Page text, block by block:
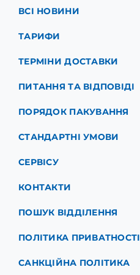
ВСІ НОВИНИ
ТАРИФИ
ТЕРМІНИ ДОСТАВКИ
ПИТАННЯ ТА ВІДПОВІДІ
ПОРЯДОК ПАКУВАННЯ
СТАНДАРТНІ УМОВИ
СЕРВІСУ
КОНТАКТИ
ПОШУК ВІДДІЛЕННЯ
ПОЛІТИКА ПРИВАТНОСТІ
САНКЦІЙНА ПОЛІТИКА